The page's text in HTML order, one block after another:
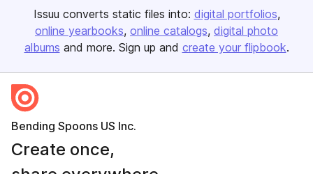
Issuu converts static files into: digital portfolios
online yearbooks online catalogs digital photo
albums and more. Sign up and create your flipbook.
Bending Spoons US Inc.
Create once,